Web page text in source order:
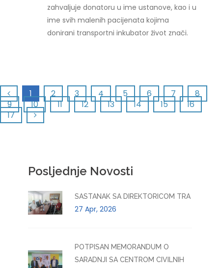
zahvaljuje donatoru u ime ustanove, kao i u
ime svih malenih pacijenata kojima
donirani transportni inkubator život znači.
1 2 3 4 5 6 7
8
9
10 11 12 13 14 15
16
17
Posljednje Novosti
SASTANAK SA DIREKTORICOM TRA
27 Apr, 2026
POTPISAN MEMORANDUM O
SARADNJI SA CENTROM CIVILNIH